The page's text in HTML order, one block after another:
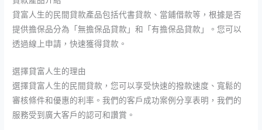
貸富人生的民間貸款產品包括代書貸款、當鋪借款等，根據是否
提供擔保品分為「無擔保品貸款」和「有擔保品貸款」。您可以
透過線上申請，快速獲得貸款。
選擇貸富人生的理由
選擇貸富人生的民間貸款，您可以享受快速的撥款速度、寬鬆的
審核條件和優惠的利率。我們的客戶成功案例分享表明，我們的
服務受到廣大客戶的認可和讚賞。